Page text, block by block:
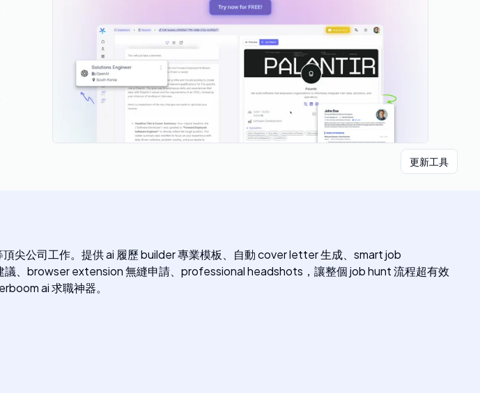
更新工具
尖公司工作。提供 ai 履歷 builder 專業模板、自動 cover letter 生成、smart job
browser extension 無縫申請、professional headshots，讓整個 job hunt 流程超有效
ai 求職神器。